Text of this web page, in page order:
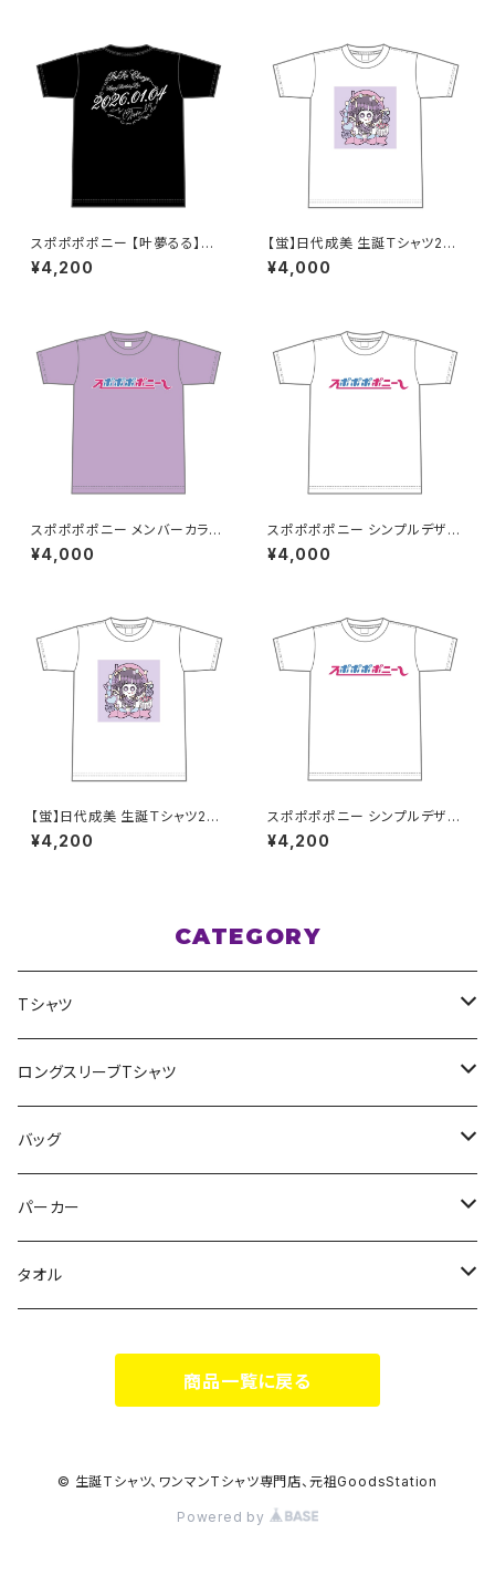
スポポポポニー 【叶夢るる】生
誕祭Tシャツ ブラック XXL〜XX
XLサイズ
¥4,200
【蛍】日代成美 生誕Ｔシャツ202
5 M〜XLサイズ
¥4,000
スポポポポニー メンバーカラー
シンプルデザイン ロゴTシャツ
パープル S〜XLサイズ
¥4,000
スポポポポニー シンプルデザイ
ン ロゴ ドライTシャツver S〜X
L
¥4,000
【蛍】日代成美 生誕Ｔシャツ202
5 XXL〜XXXLサイズ
¥4,200
スポポポポニー シンプルデザイ
ン ロゴ ドライTシャツver LL〜
3L
¥4,200
CATEGORY
Tシャツ
スポポポポニー
花いろは
Milky✳︎Sphene
シークレットシャノワール
思い出とプレゼント
ヒロイックニューシネマ
ロングスリーブTシャツ
HIGH HIGH BEAM
Milky✳︎Sphene
バッグ
サコッシュ
パーカー
スポポポポニー
タオル
Milky✳︎Sphene
商品一覧に戻る
© 生誕Tシャツ、ワンマンTシャツ専門店、元祖GoodsStation
Powered by